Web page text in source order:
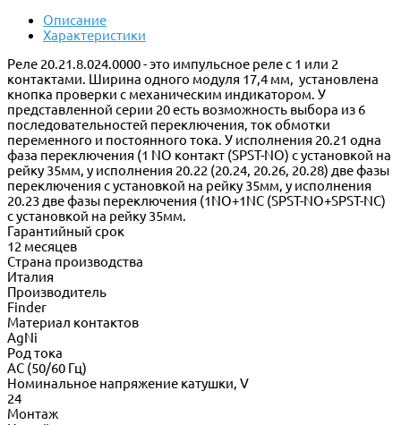
Описание
Характеристики
Реле 20.21.8.024.0000 - это импульсное реле с 1 или 2
контактами. Ширина одного модуля 17,4 мм, установлена
кнопка проверки с механическим индикатором. У
представленной серии 20 есть возможность выбора из 6
последовательностей переключения, ток обмотки
переменного и постоянного тока. У исполнения 20.21 одна
фаза переключения (1 NО контакт (SPST-NO) с установкой на
рейку 35мм, у исполнения 20.22 (20.24, 20.26, 20.28) две фазы
переключения с установкой на рейку 35мм, у исполнения
20.23 две фазы переключения (1NО+1NC (SPST-NO+SPST-NC)
с установкой на рейку 35мм.
Гарантийный срок
12 месяцев
Страна производства
Италия
Производитель
Finder
Материал контактов
AgNi
Род тока
AC (50/60 Гц)
Номинальное напряжение катушки, V
24
Монтаж